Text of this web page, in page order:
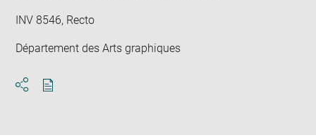
INV 8546, Recto
Département des Arts graphiques